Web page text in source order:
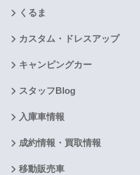
くるま
カスタム・ドレスアップ
キャンピングカー
スタッフBlog
入庫車情報
成約情報・買取情報
移動販売車